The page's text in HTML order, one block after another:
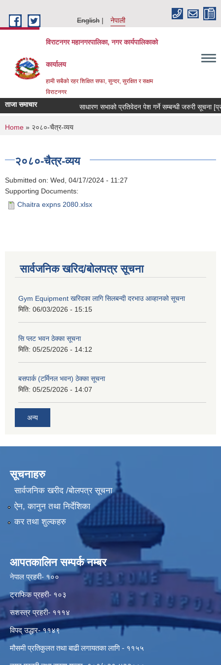
English
नेपाली
विराटनगर महानगरपालिका, नगर कार्यपालिकाको
कार्यालय
हामी सबैको रहर शिक्षित सफा, सुन्दर, सुरक्षित र सक्षम
विराटनगर
ताजा समाचार साधारण सभाको प्रतिवेदन पेश गर्ने सम्बन्धी जरुरी सूचना
You are here
Home » २०८०-चैत्र-व्यय
२०८०-चैत्र-व्यय
Submitted on: Wed, 04/17/2024 - 11:27
Supporting Documents:
Chaitra expns 2080.xlsx
सार्वजनिक खरिद/बोलपत्र सूचना
Gym Equipment खरिदका लागि सिलबन्दी दरभाउ आव्हानको सूचना
मिति: 06/03/2026 - 15:15
सि प्लट भवन ठेक्का सूचना
मिति: 05/25/2026 - 14:12
बसपार्क (टर्मिनल भवन) ठेक्का सूचना
मिति: 05/25/2026 - 14:07
अन्य
सूचनाहरु
सार्वजनिक खरीद /बोलपत्र सूचना
ऐन, कानुन तथा निर्देशिका
कर तथा शुल्कहरु
आपतकालिन सम्पर्क नम्बर
नेपाल प्रहरी- १००
ट्राफिक प्रहरी- १०३
सशस्त्र प्रहरी- १११४
विपद् उद्धार- ११४९
मौसमी प्रतिकुलत तथा बाढी लगायतका लागि - ११५५